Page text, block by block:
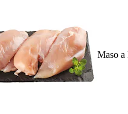
Maso a